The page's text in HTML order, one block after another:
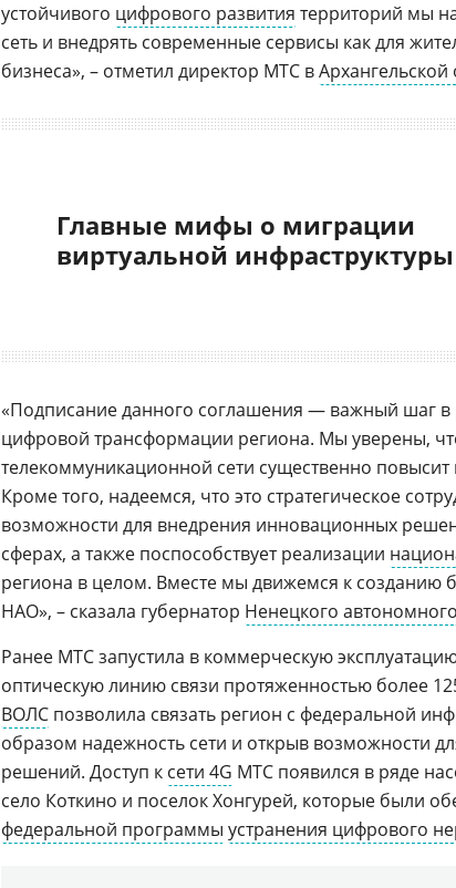
устойчивого цифрового развития территорий мы
сеть и внедрять современные сервисы как для
бизнеса», – отметил директор МТС вАрхангельской
Главные мифы о миграции
виртуальной инфраструктуры
«Подписание данного соглашения — важный шаг в
цифровой трансформации региона. Мы уверены,
телекоммуникационной сети существенно
Кроме того, надеемся, что это стратегическое
возможности для внедрения инновационных
сферах, а также поспособствует реализации
региона в целом. Вместе мы движемся к созданию
НАО», – сказала губернатор Ненецкого
Ранее МТС запустила в коммерческую
оптическую линию связи протяженностью более
ВОЛС позволила связать регион с федеральной
образом надежность сети и открыв возможности
решений. Доступ к сети 4G МТС появился в ряде
село Коткино и поселок Хонгурей, которые были
федеральной программы устранения цифрового